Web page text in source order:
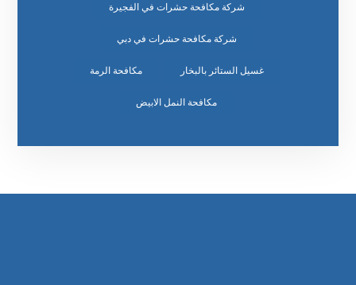
شركة مكافحة حشرات في الفجيرة
شركة مكافحة حشرات في دبي
غسيل الستائر بالبخار مكافحة الرمة
مكافحة النمل الابيض